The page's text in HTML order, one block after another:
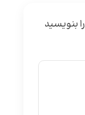
بنویسید